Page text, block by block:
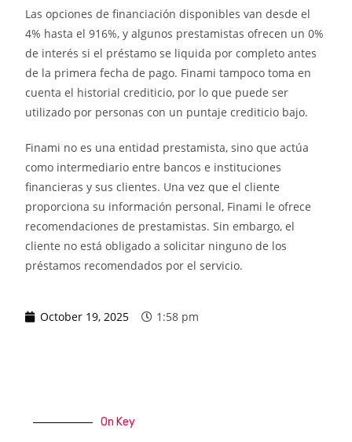
Las opciones de financiación disponibles van desde el
4% hasta el 916%, y algunos prestamistas ofrecen un 0%
de interés si el préstamo se liquida por completo antes
de la primera fecha de pago. Finami tampoco toma en
cuenta el historial crediticio, por lo que puede ser
utilizado por personas con un puntaje crediticio bajo.
Finami no es una entidad prestamista, sino que actúa
como intermediario entre bancos e instituciones
financieras y sus clientes. Una vez que el cliente
proporciona su información personal, Finami le ofrece
recomendaciones de prestamistas. Sin embargo, el
cliente no está obligado a solicitar ninguno de los
préstamos recomendados por el servicio.
October 19, 2025 1:58 pm
On Key